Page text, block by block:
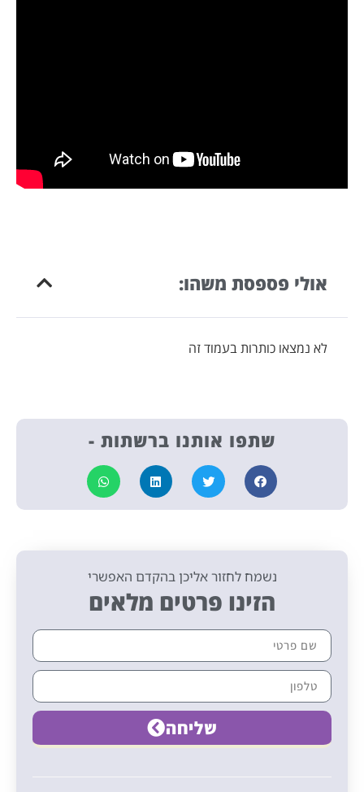
אולי פספסת משהו:
לא נמצאו כותרות בעמוד זה
שתפו אותנו ברשתות -
נשמח לחזור אליכן בהקדם האפשרי
הזינו פרטים מלאים
שליחה